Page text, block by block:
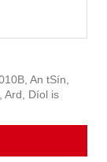
An tSín,
Ard, Díol is